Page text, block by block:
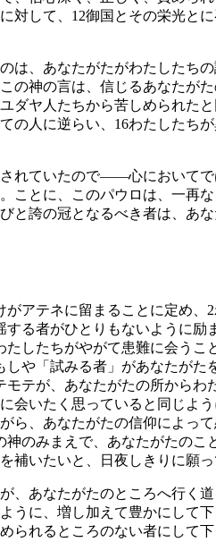
対して、 12御国とその栄光と
は、あなたがたがわたした
神の言は、信じるあなたがた
ダヤ人たちから苦しめられた
の人に逆らい、 16わたしたち
れていたので――心におい
ことに、このパウロは、一再
誇の冠となるべき者は、あ
アテネに留まることに定め、 2
る者がひとりもないように
したちがやがて患難に会う
や「試みる者」があなたが
モテが、あなたがたの所から
いたく思っていると同じよ
ら、あなたがたの信仰によって
のみまえで、あなたがたのこ
補いたいと、日夜しきりに願っ
あなたがたのところへ行く
うに、増し加えて豊かにして下
られるところのない者にして下